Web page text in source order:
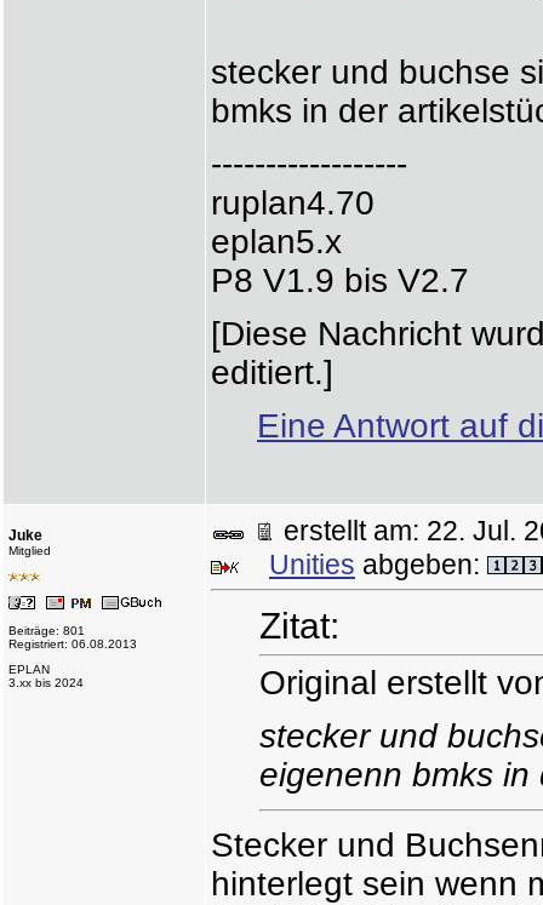
stecker und buchse
bmks in der
------------------
ruplan4.70
eplan5.x
P8 V1.9 bis V2.7
[Diese Nachricht
editiert.]
Eine Antwort auf
Juke
Mitglied
Beiträge: 801
Registriert: 06.08.2013
EPLAN
3.xx bis 2024
erstellt am: 22.
Unities abgeben:
Zitat:
Original erstellt
stecker und
eigenenn bmks in
Stecker und
hinterlegt sein wenn